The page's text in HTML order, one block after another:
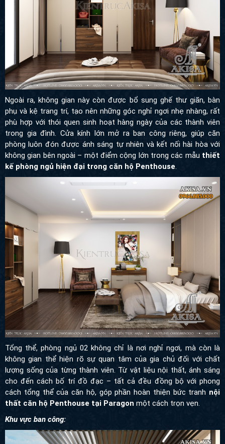
Ngoài ra, không gian này còn được bổ sung ghế thư giãn, bàn
phụ và kệ trang trí, tạo nên những góc nghỉ ngơi nhẹ nhàng, rất
phù hợp với thói quen sinh hoạt hàng ngày của các thành viên
trong gia đình. Cửa kính lớn mở ra ban công riêng, giúp căn
phòng luôn đón được ánh sáng tự nhiên và kết nối hài hòa với
không gian bên ngoài – một điểm cộng lớn trong các mẫu thiết
kế phòng ngủ hiện đại trong căn hộ Penthouse.
Tổng thể, phòng ngủ 02 không chỉ là nơi nghỉ ngơi, mà còn là
không gian thể hiện rõ sự quan tâm của gia chủ đối với chất
lượng sống của từng thành viên. Từ vật liệu nội thất, ánh sáng
cho đến cách bố trí đồ đạc – tất cả đều đồng bộ với phong
cách tổng thể của căn hộ, góp phần hoàn thiện bức tranh nội
thất căn hộ Penthouse tại Paragon một cách trọn vẹn.
Khu vực ban công: